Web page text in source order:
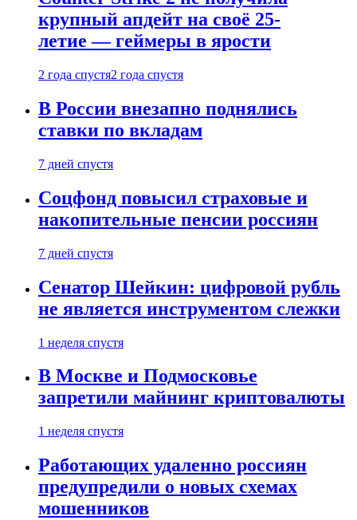
крупный апдейт на своё 25-
летие — геймеры в ярости
2 года спустя2 года спустя
В России внезапно поднялись
ставки по вкладам
7 дней спустя
Соцфонд повысил страховые и
накопительные пенсии россиян
7 дней спустя
Сенатор Шейкин: цифровой рубль
не является инструментом слежки
1 неделя спустя
В Москве и Подмосковье
запретили майнинг криптовалюты
1 неделя спустя
Работающих удаленно россиян
предупредили о новых схемах
мошенников